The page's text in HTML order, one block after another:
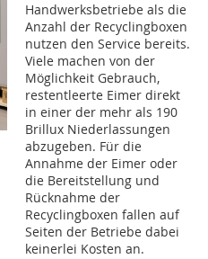
Handwerksbetriebe als die
Anzahl der Recyclingboxen
nutzen den Service bereits.
Viele machen von der
Möglichkeit Gebrauch,
restentleerte Eimer direkt
in einer der mehr als 190
Brillux Niederlassungen
abzugeben. Für die
Annahme der Eimer oder
die Bereitstellung und
Rücknahme der
Recyclingboxen fallen auf
Seiten der Betriebe dabei
keinerlei Kosten an.